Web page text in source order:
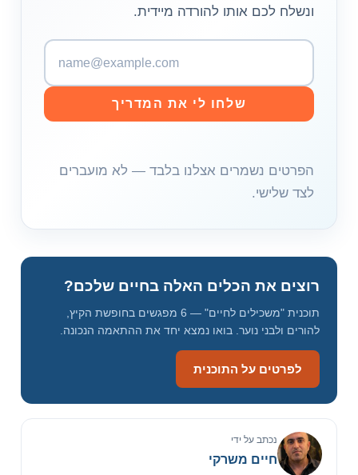
ונשלח לכם אותו להורדה מיידית.
שלחו לי את המדריך
הפרטים נשמרים אצלנו בלבד — לא מועברים
לצד שלישי.
רוצים את הכלים האלה בחיים שלכם?
תוכנית "משכילים לחיים" — 6 מפגשים בחופשת הקיץ,
להורים ולבני נוער. בואו נמצא יחד את ההתאמה הנכונה.
לפרטים על התוכנית
נכתב על ידי
חיים משרקי